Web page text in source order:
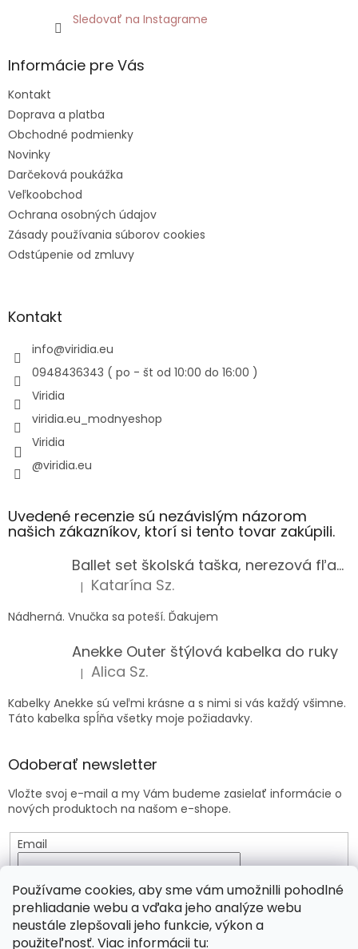
Používame cookies, aby sme vám umožnilli pohodlné
prehliadanie webu a vďaka jeho analýze webu
neustále zlepšovali jeho funkcie, výkon a
použiteľnosť. Viac informácii tu:
Sledovať na Instagrame
Informácie pre Vás
Kontakt
Doprava a platba
Obchodné podmienky
Novinky
Darčeková poukážka
Veľkoobchod
Ochrana osobných údajov
Zásady používania súborov cookies
Odstúpenie od zmluvy
Kontakt
info@viridia.eu
0948436343 ( po - št od 10:00 do 16:00 )
Viridia
viridia.eu_modnyeshop
Viridia
@viridia.eu
Uvedené recenzie sú nezávislým názorom
našich zákazníkov, ktorí si tento tovar zakúpili.
Ballet set školská taška, nerezová fľaša a plný peračník s motívom baletky pre dievča
Hodnotenie produktu je 5 z 5 hviezdičiek.
| Katarína Sz.
Nádherná. Vnučka sa poteší. Ďakujem
Anekke Outer štýlová kabelka do ruky
Hodnotenie produktu je 5 z 5 hviezdičiek.
| Alica Sz.
Kabelky Anekke sú veľmi krásne a s nimi si vás každý všimne.
Táto kabelka spĺňa všetky moje požiadavky.
Odoberať newsletter
Vložte svoj e-mail a my Vám budeme zasielať informácie o
nových produktoch na našom e-shope.
Email
osobných údajov
PRIHLÁSIŤ SA